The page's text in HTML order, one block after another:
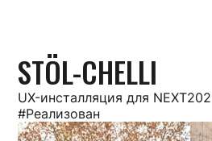
STÖL-CHELLI
UX-инсталляция для
#Реализован